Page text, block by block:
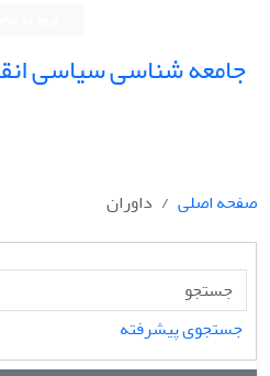
جامعه شناسی سیاسی
صفحه اصلی داوران
جستجوی پیشرفته